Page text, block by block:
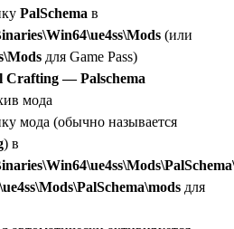
PalSchema в
(или
для Game Pass)
Crafting — Palschema
мода
мода (обычно называется
) в
для